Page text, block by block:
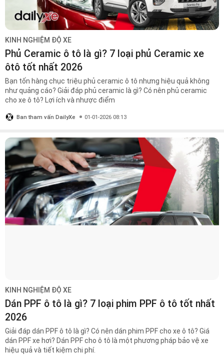
KINH NGHIỆM ĐỘ XE
Phủ Ceramic ô tô là gì? 7 loại phủ Ceramic xe
ôtô tốt nhất 2026
Bạn tốn hàng chục triệu phủ ceramic ô tô nhưng hiệu quả không
như quảng cáo? Giải đáp phủ ceramic là gì? Có nên phủ ceramic
cho xe ô tô? Lợi ích và nhược điểm
Ban tham vấn DailyXe 01-01-2026 08:13
KINH NGHIỆM ĐỘ XE
Dán PPF ô tô là gì? 7 loại phim PPF ô tô tốt nhất
2026
Giải đáp dán PPF ô tô là gì? Có nên dán phim PPF cho xe ô tô? Giá
dán PPF xe hơi? Dán PPF cho ô tô là một phương pháp bảo vệ xe
hiệu quả và tiết kiệm chi phí.